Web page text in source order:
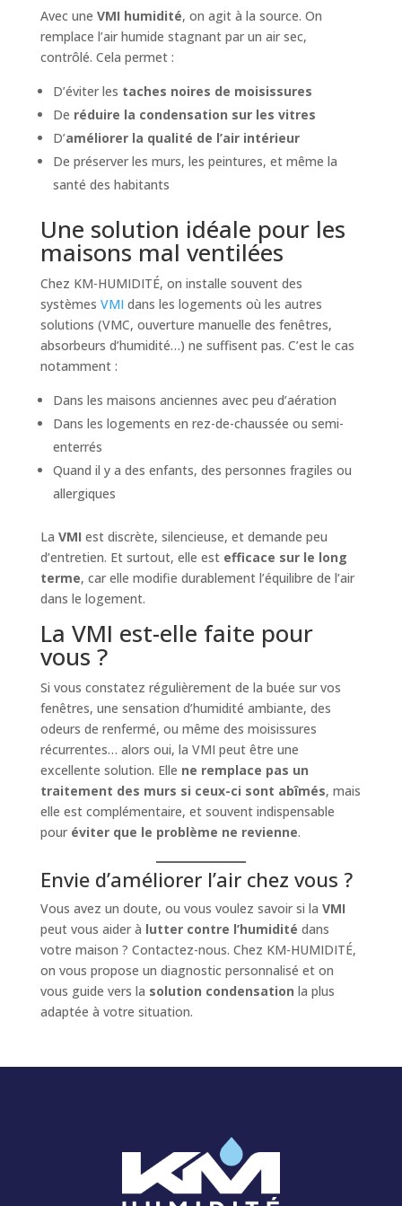
Avec une VMI humidité, on agit à la source. On
remplace l’air humide stagnant par un air sec,
contrôlé. Cela permet :
D’éviter les taches noires de moisissures
De réduire la condensation sur les vitres
D’améliorer la qualité de l’air intérieur
De préserver les murs, les peintures, et même la
santé des habitants
Une solution idéale pour les
maisons mal ventilées
Chez KM-HUMIDITÉ, on installe souvent des
systèmes VMI dans les logements où les autres
solutions (VMC, ouverture manuelle des fenêtres,
absorbeurs d’humidité…) ne suffisent pas. C’est le cas
notamment :
Dans les maisons anciennes avec peu d’aération
Dans les logements en rez-de-chaussée ou semi-
enterrés
Quand il y a des enfants, des personnes fragiles ou
allergiques
La VMI est discrète, silencieuse, et demande peu
d’entretien. Et surtout, elle est efficace sur le long
terme, car elle modifie durablement l’équilibre de l’air
dans le logement.
La VMI est-elle faite pour
vous ?
Si vous constatez régulièrement de la buée sur vos
fenêtres, une sensation d’humidité ambiante, des
odeurs de renfermé, ou même des moisissures
récurrentes… alors oui, la VMI peut être une
excellente solution. Elle ne remplace pas un
traitement des murs si ceux-ci sont abîmés, mais
elle est complémentaire, et souvent indispensable
pour éviter que le problème ne revienne.
Envie d’améliorer l’air chez vous ?
Vous avez un doute, ou vous voulez savoir si la VMI
peut vous aider à lutter contre l’humidité dans
votre maison ? Contactez-nous. Chez KM-HUMIDITÉ,
on vous propose un diagnostic personnalisé et on
vous guide vers la solution condensation la plus
adaptée à votre situation.